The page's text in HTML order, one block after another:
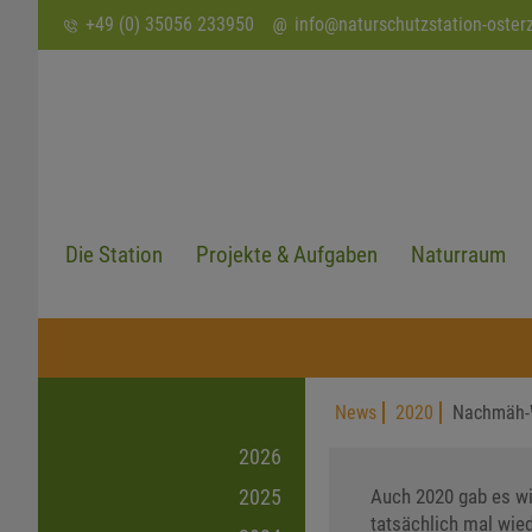
+49 (0) 35056 233950 info@naturschutzstation-
SUCHEN
Die Station Projekte & Aufgaben Naturraum
2026
2025
News 2020
Auch 2020 gab es
tatsächlich mal